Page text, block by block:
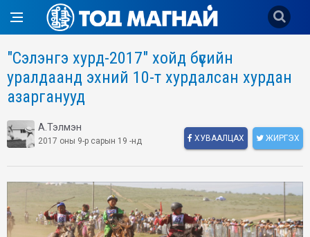
"Сэлэнгэ хурд-2017" хойд бүсийн
уралдаанд эхний 10-т хурдалсан хурдан
азарганууд
А.Тэлмэн
2017 оны 9-р сарын 19 -нд ХУВААЛЦАХ ЖИРГЭХ